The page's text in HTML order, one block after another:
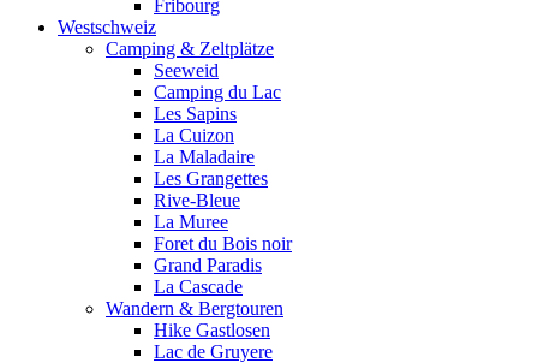
Fribourg
Westschweiz
Camping & Zeltplätze
Seeweid
Camping du Lac
Les Sapins
La Cuizon
La Maladaire
Les Grangettes
Rive-Bleue
La Muree
Foret du Bois noir
Grand Paradis
La Cascade
Wandern & Bergtouren
Hike Gastlosen
Lac de Gruyere